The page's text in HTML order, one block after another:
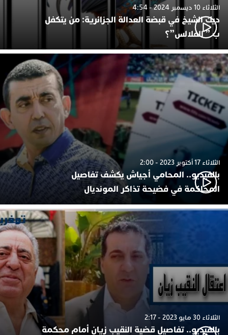
الثلاثاء 10 ديسمبر 2024 - 4:54
ديك الشيخ في قبضة العدالة الجزائرية: من يتكفل
ب ” الفلالس”؟
الثلاثاء 17 أكتوبر 2023 - 2:00
بالفيديو.. المحامي أجياش يكشف تفاصيل
المحاكمة في فضيحة تذاكر المونديال
الثلاثاء 30 مايو 2023 - 2:17
بالفيديو.. تفاصيل قضية النقيب زيان أمام محكمة